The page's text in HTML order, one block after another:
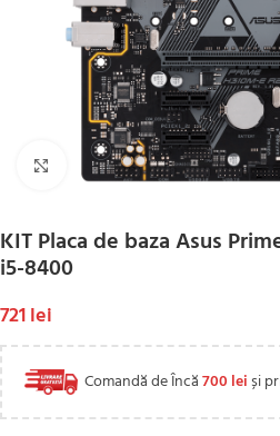
Click to enlarge
KIT Placa de baza Asus
i5-8400
721lei
Comandă de Încă700 leiși